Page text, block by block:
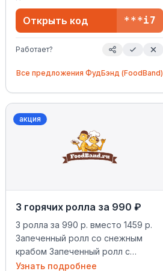
Открыть код ***i7
Работает?
Все предложения ФудБэнд (FoodBand)
акция
3 горячих ролла за 990 ₽
3 ролла за 990 р. вместо 1459 р.
Запеченный ролл со снежным
крабом Запеченный ролл с
куриной грудкой Хот спайси
Узнать подробнее